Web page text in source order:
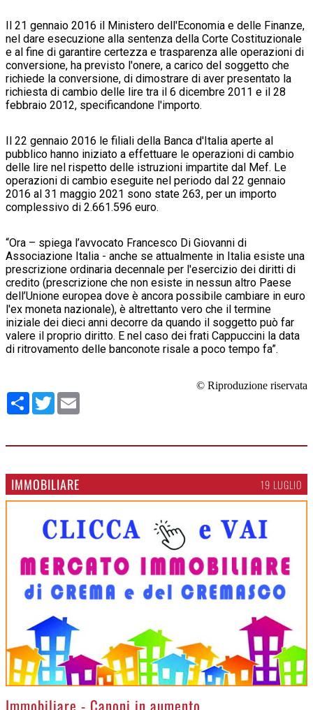
Il 21 gennaio 2016 il Ministero dell'Economia e delle Finanze,
nel dare esecuzione alla sentenza della Corte Costituzionale
e al fine di garantire certezza e trasparenza alle operazioni di
conversione, ha previsto l'onere, a carico del soggetto che
richiede la conversione, di dimostrare di aver presentato la
richiesta di cambio delle lire tra il 6 dicembre 2011 e il 28
febbraio 2012, specificandone l'importo.
Il 22 gennaio 2016 le filiali della Banca d'Italia aperte al
pubblico hanno iniziato a effettuare le operazioni di cambio
delle lire nel rispetto delle istruzioni impartite dal Mef. Le
operazioni di cambio eseguite nel periodo dal 22 gennaio
2016 al 31 maggio 2021 sono state 263, per un importo
complessivo di 2.661.596 euro.
“Ora – spiega l’avvocato Francesco Di Giovanni di
Associazione Italia - anche se attualmente in Italia esiste una
prescrizione ordinaria decennale per l'esercizio dei diritti di
credito (prescrizione che non esiste in nessun altro Paese
dell’Unione europea dove è ancora possibile cambiare in euro
l'ex moneta nazionale), è altrettanto vero che il termine
iniziale dei dieci anni decorre da quando il soggetto può far
valere il proprio diritto. E nel caso dei frati Cappuccini la data
di ritrovamento delle banconote risale a poco tempo fa”.
© Riproduzione riservata
Condividi
Twitter
IMMOBILIARE 19 LUGLIO
>Immobiliare - Canoni in aumento